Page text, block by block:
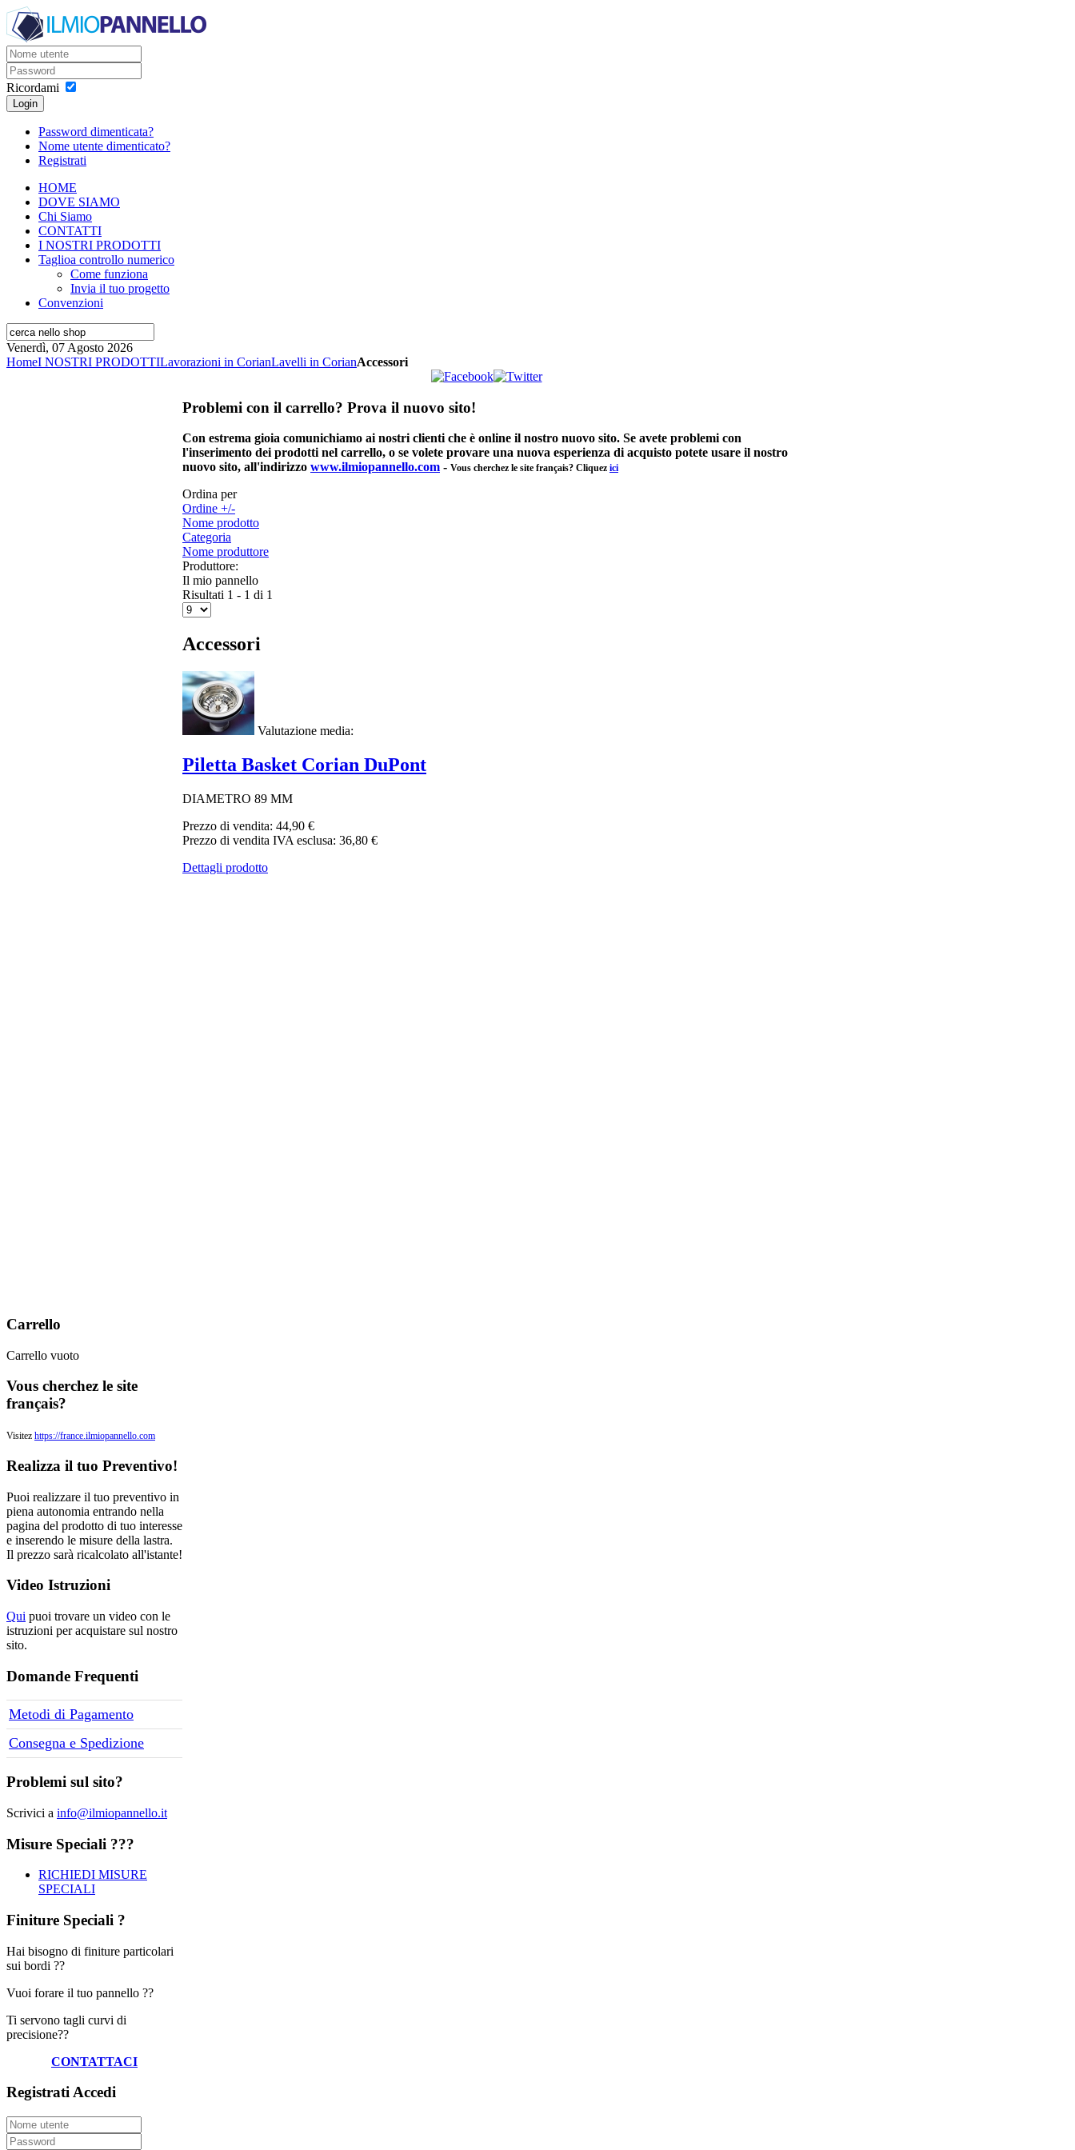
Ricordami
Login
Password dimenticata?
Nome utente dimenticato?
Registrati
HOME
DOVE SIAMO
Chi Siamo
CONTATTI
I NOSTRI PRODOTTI
Taglioa controllo numerico
Come funziona
Invia il tuo progetto
Convenzioni
Venerdì, 07 Agosto 2026
HomeI NOSTRI PRODOTTILavorazioni in CorianLavelli in CorianAccessori
Problemi con il carrello? Prova il nuovo sito!
Con estrema gioia comunichiamo ai nostri clienti che è online il nostro nuovo sito. Se avete problemi con
l'inserimento dei prodotti nel carrello, o se volete provare una nuova esperienza di acquisto potete usare il nostro
nuovo sito, all'indirizzo www.ilmiopannello.com - Vous cherchez le site français? Cliquez ici
Ordina per
Ordine +/-
Nome prodotto
Categoria
Nome produttore
Produttore:
Il mio pannello
Risultati 1 - 1 di 1
Accessori
Valutazione media:
Piletta Basket Corian DuPont
DIAMETRO 89 MM
Prezzo di vendita: 44,90 €
Prezzo di vendita IVA esclusa: 36,80 €
Dettagli prodotto
Carrello
Carrello vuoto
Vous cherchez le site
français?
Visitez https://france.ilmiopannello.com
Realizza il tuo Preventivo!
Puoi realizzare il tuo preventivo in
piena autonomia entrando nella
pagina del prodotto di tuo interesse
e inserendo le misure della lastra.
Il prezzo sarà ricalcolato all'istante!
Video Istruzioni
Qui puoi trovare un video con le
istruzioni per acquistare sul nostro
sito.
Domande Frequenti
Metodi di Pagamento
Consegna e Spedizione
Problemi sul sito?
Scrivici a info@ilmiopannello.it
Misure Speciali ???
RICHIEDI MISURE
SPECIALI
Finiture Speciali ?
Hai bisogno di finiture particolari
sui bordi ??
Vuoi forare il tuo pannello ??
Ti servono tagli curvi di
precisione??
CONTATTACI
RegistratiAccedi